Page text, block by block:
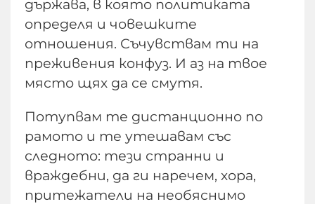
държава, в която политиката
определя и човешките
отношения. Съчувствам ти на
преживения конфуз. И аз на твое
място щях да се смутя.
Потупвам те дистанционно по
рамото и те утешавам със
следното: тези странни и
враждебни, да ги наречем, хора,
притежатели на необяснимо